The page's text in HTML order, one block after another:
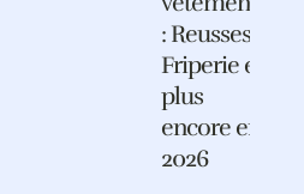
: Reusses,
Friperie et
plus
encore en
2026